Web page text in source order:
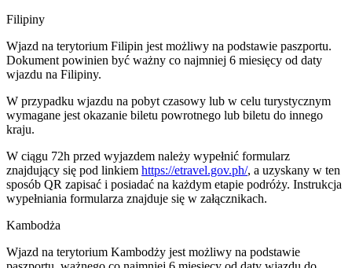
Filipiny
Wjazd na terytorium Filipin jest możliwy na podstawie paszportu.
Dokument powinien być ważny co najmniej 6 miesięcy od daty
wjazdu na Filipiny.
W przypadku wjazdu na pobyt czasowy lub w celu turystycznym
wymagane jest okazanie biletu powrotnego lub biletu do innego
kraju.
W ciągu 72h przed wyjazdem należy wypełnić formularz
znajdujący się pod linkiem https://etravel.gov.ph/, a uzyskany w ten
sposób QR zapisać i posiadać na każdym etapie podróży. Instrukcja
wypełniania formularza znajduje się w załącznikach.
Kambodża
Wjazd na terytorium Kambodży jest możliwy na podstawie